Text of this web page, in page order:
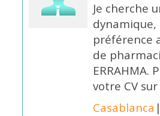
Je cherche
préférence
de
votre CV
Casablanca